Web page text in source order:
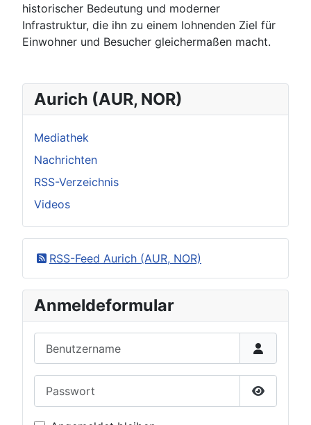
historischer Bedeutung und moderner
Infrastruktur, die ihn zu einem lohnenden Ziel für
Einwohner und Besucher gleichermaßen macht.
Aurich (AUR, NOR)
Mediathek
Nachrichten
RSS-Verzeichnis
Videos
RSS-Feed Aurich (AUR, NOR)
Anmeldeformular
Passwort